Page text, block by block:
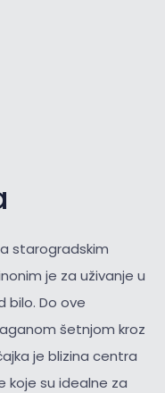
starogradskim
je za uživanje u
bilo. Do ove
šetnjom kroz
je blizina centra
koje su idealne za